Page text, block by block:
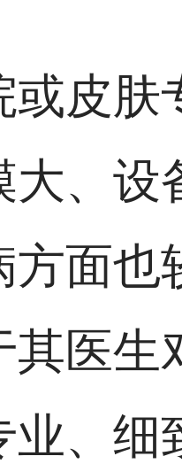
皮肤
、设
面也
医生
、细